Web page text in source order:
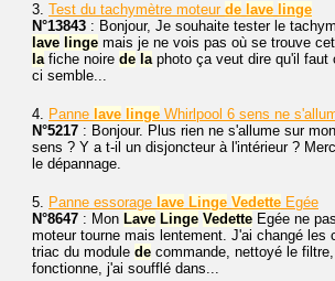
3. Test du tachymètre moteur de lave linge
N°13843 : Bonjour, Je souhaite tester le
lave linge mais je ne vois pas où se trouve
lafiche noire de laphoto ça veut dire qu'il faut
ci semble...
4. Panne lave linge Whirlpool 6 sens ne
N°5217 : Bonjour. Plus rien ne s'allume sur mon
sens ? Y a t-il un disjoncteur à l'intérieur ?
le dépannage.
5. Panne essorage lave Linge Vedette Egée
N°8647 : Mon Lave Linge Vedette Egée ne
moteur tourne mais lentement. J'ai changé les
triac du module de commande, nettoyé le filtre,
fonctionne, j'ai soufflé dans...